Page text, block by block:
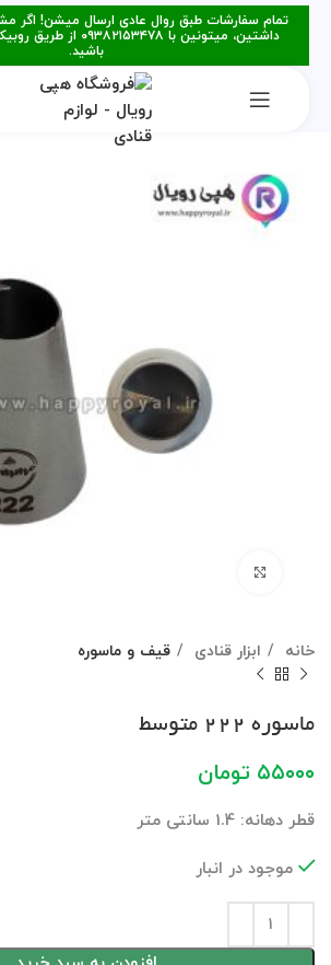
تمام سفارشات طبق روال عادی ارسال میشن! اگر
داشتین، میتونین با
باشید.
خانه ابزار قنادی قیف و ماسوره
ماسوره 222 متوسط
۵۵۰۰۰ تومان
قطر دهانه: 1.4 سانتی متر
موجود در انبار